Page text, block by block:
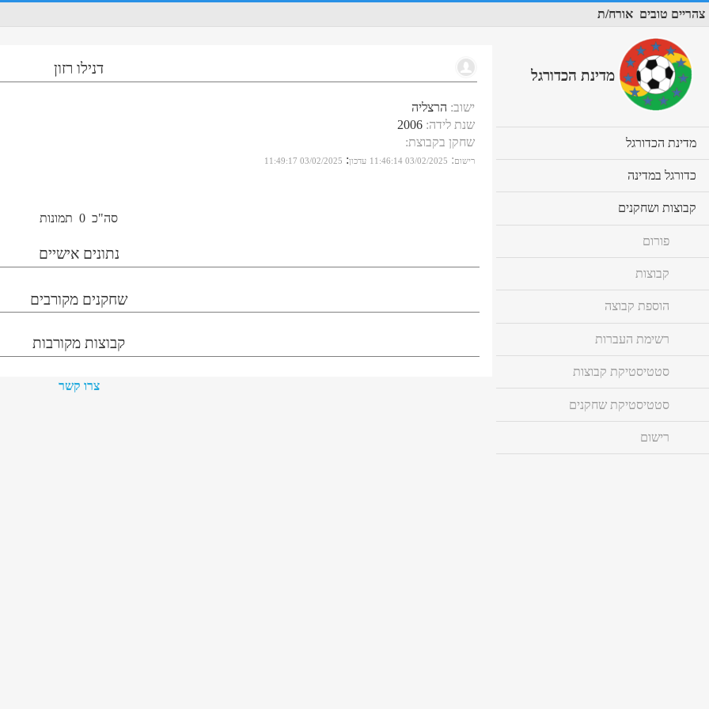
צהריים טובים אורח/ת
דנילו רזון
ישוב: הרצליה
שנת לידה:
2006
שחקן בקבוצת:
רישום:
03/02/2025 11:46:14 עדכון:
03/02/2025 11:49:17
סה"כ 0 תמונות
נתונים אישיים
שחקנים מקורבים
קבוצות מקורבות
צרו קשר
מדינת הכדורגל
מדינת הכדורגל
to
כדורגל במדינה
to
קבוצות ושחקנים
to
פורום
קבוצות
הוספת קבוצה
רשימת העברות
סטטיסטיקת קבוצות
סטטיסטיקת שחקנים
רישום